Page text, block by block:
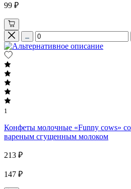
99 ₽
1
Конфеты молочные «Funny cows»
вареным сгущенным молоком
213 ₽
147 ₽